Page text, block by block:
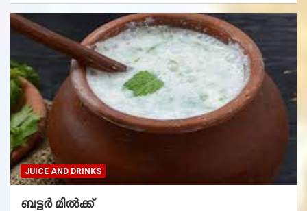
JUICE AND DRINKS
ബട്ടർ മിൽക്ക്